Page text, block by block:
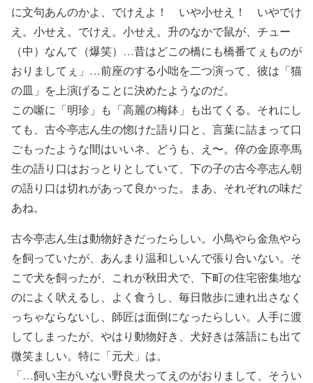
に文句あんのかよ、でけえよ！ いや小せえ！ いやでけ
え。小せえ。でけえ。小せえ。升のなかで鼠が、チュー
（中）なんて（爆笑）…昔はどこの橋にも橋番てぇものが
おりましてぇ」…前座のする小咄を二つ演って、彼は「猫
の皿」を上演げることに決めたようなのだ。
この噺に「明珍」も「高麗の梅鉢」も出てくる。それにし
ても、古今亭志ん生の惚けた語り口と、言葉に詰まって口
ごもったような間はいいネ、どうも、え〜。倅の金原亭馬
生の語り口はおっとりとしていて、下の子の古今亭志ん朝
の語り口は切れがあって良かった。まあ、それぞれの味だ
あね。
古今亭志ん生は動物好きだったらしい。小鳥やら金魚やら
を飼っていたが、あんまり温和しいんで張り合いない。そ
こで犬を飼ったが、これが秋田犬で、下町の住宅密集地な
のによく吠えるし、よく食うし、毎日散歩に連れ出さなく
っちゃならないし、師匠は面倒になったらしい。人手に渡
してしまったが、やはり動物好き、犬好きは落語にも出て
微笑ましい。特に「元犬」は。
「…飼い主がいない野良犬ってえのがおりまして、そうい